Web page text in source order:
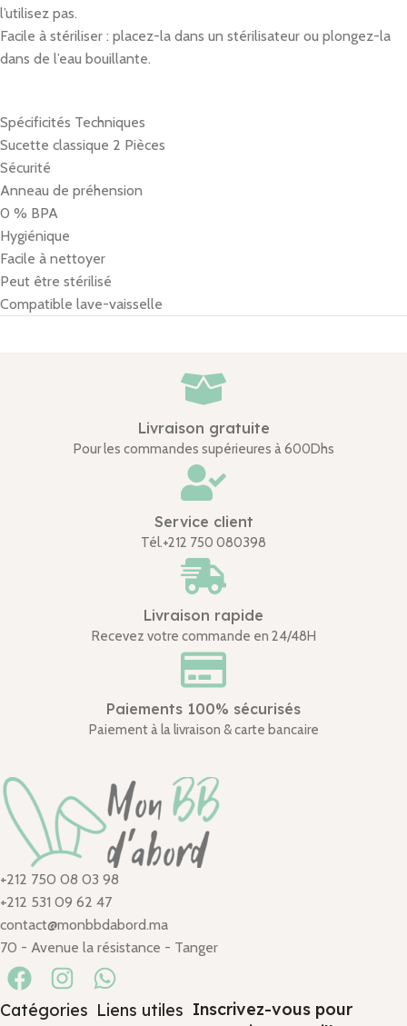
l’utilisez pas.
Facile à stériliser : placez-la dans un stérilisateur ou plongez-la
dans de l’eau bouillante.
Spécificités Techniques
Sucette classique 2 Pièces
Sécurité
Anneau de préhension
0 % BPA
Hygiénique
Facile à nettoyer
Peut être stérilisé
Compatible lave-vaisselle
Livraison gratuite
Pour les commandes supérieures à 600Dhs
Service client
Tél.+212 750 080398
Livraison rapide
Recevez votre commande en 24/48H
Paiements 100% sécurisés
Paiement à la livraison & carte bancaire
+212 750 08 03 98
+212 531 09 62 47
contact@monbbdabord.ma
70 - Avenue la résistance - Tanger
Catégories Liens utiles Inscrivez-vous pour